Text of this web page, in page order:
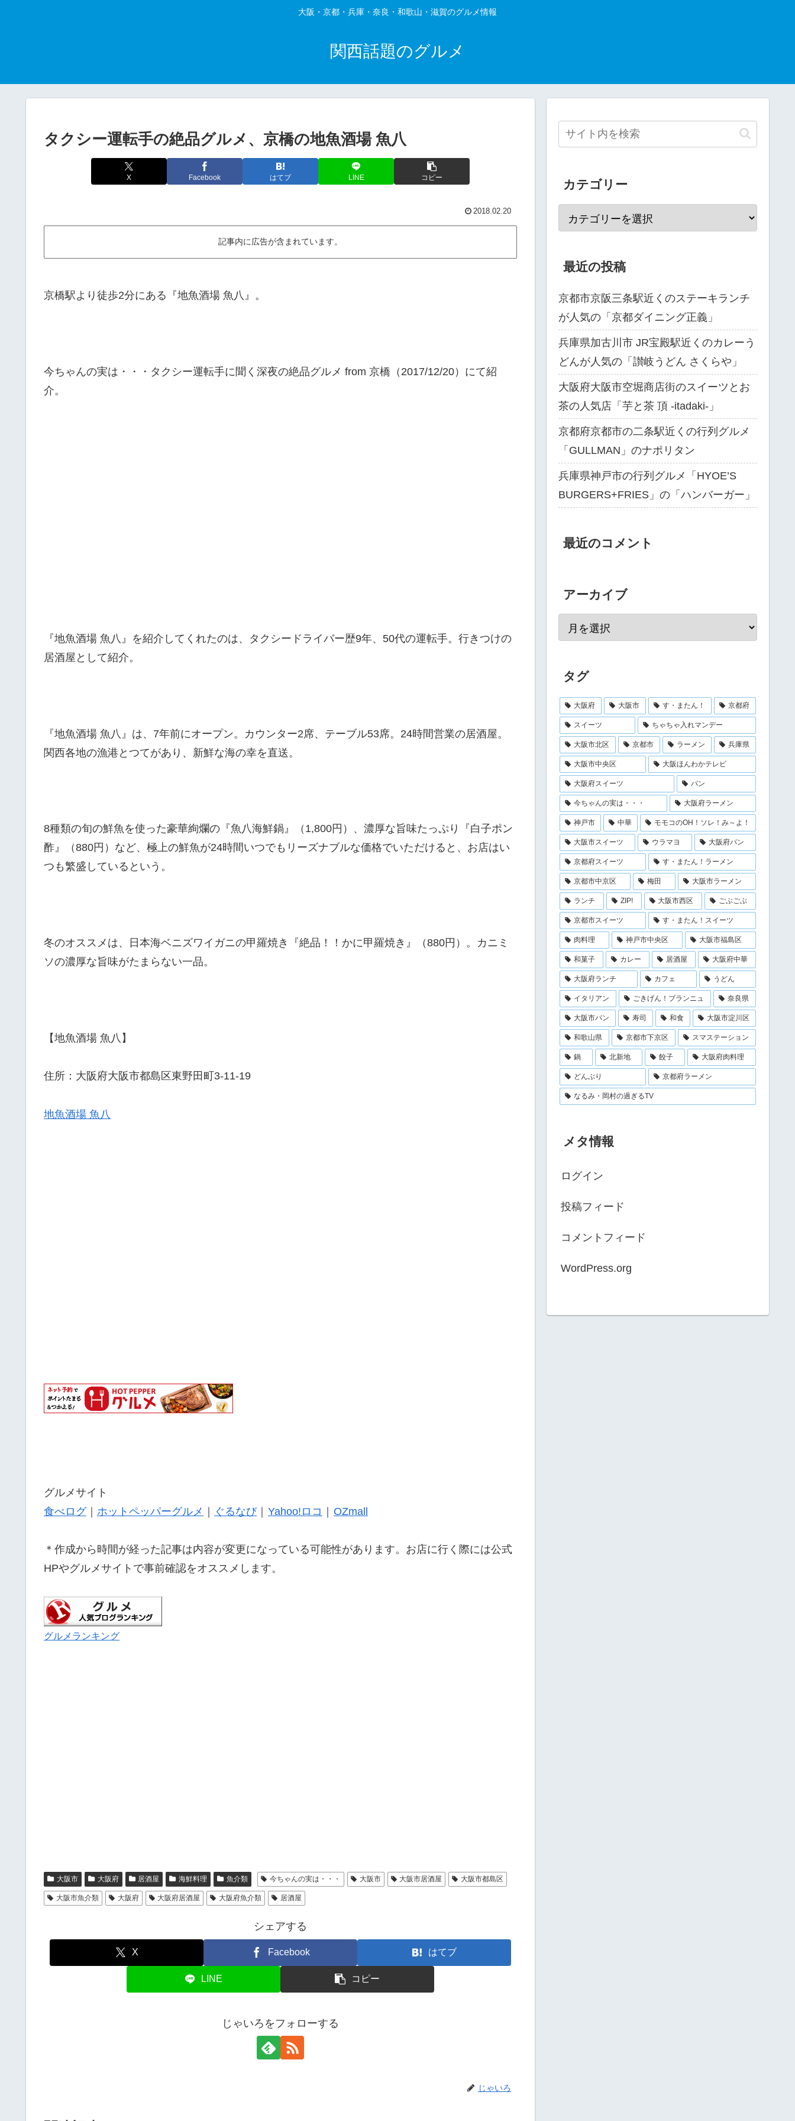
大阪・京都・兵庫・奈良・和歌山・滋賀のグルメ情報
関西話題のグルメ
タクシー運転手の絶品グルメ、京橋の地魚酒場 魚八
X Facebook はてブ LINE コピー
2018.02.20
記事内に広告が含まれています。
京橋駅より徒歩2分にある『地魚酒場 魚八』。
今ちゃんの実は・・・タクシー運転手に聞く深夜の絶品グルメ from 京橋（2017/12/20）にて紹
介。
『地魚酒場 魚八』を紹介してくれたのは、タクシードライバー歴9年、50代の運転手。行きつけの
居酒屋として紹介。
『地魚酒場 魚八』は、7年前にオープン。カウンター2席、テーブル53席。24時間営業の居酒屋。
関西各地の漁港とつてがあり、新鮮な海の幸を直送。
8種類の旬の鮮魚を使った豪華絢爛の『魚八海鮮鍋』（1,800円）、濃厚な旨味たっぷり『白子ポン
酢』（880円）など、極上の鮮魚が24時間いつでもリーズナブルな価格でいただけると、お店はい
つも繁盛しているという。
冬のオススメは、日本海ベニズワイガニの甲羅焼き『絶品！！かに甲羅焼き』（880円）。カニミ
ソの濃厚な旨味がたまらない一品。
【地魚酒場 魚八】
住所：大阪府大阪市都島区東野田町3-11-19
地魚酒場 魚八
グルメサイト
食べログ｜ ホットペッパーグルメ ぐるなび｜ Yahoo!ロコ OZmall
＊作成から時間が経った記事は内容が変更になっている可能性があります。お店に行く際には公式
HPやグルメサイトで事前確認をオススメします。
グルメランキング
大阪市 大阪府 居酒屋 海鮮料理 魚介類 今ちゃんの実は・・・ 大阪市 大阪市居酒屋 大阪市都島区
大阪市魚介類 大阪府 大阪府居酒屋 大阪府魚介類 居酒屋
シェアする
X Facebook はてブ
LINE コピー
じゃいろをフォローする
じゃいろ
カテゴリー
最近の投稿
京都市京阪三条駅近くのステーキランチ
が人気の「京都ダイニング正義」
兵庫県加古川市 JR宝殿駅近くのカレーう
どんが人気の「讃岐うどん さくらや」
大阪府大阪市空堀商店街のスイーツとお
茶の人気店「芋と茶 頂 -itadaki-」
京都府京都市の二条駅近くの行列グルメ
「GULLMAN」のナポリタン
兵庫県神戸市の行列グルメ「HYOE’S
BURGERS+FRIES」の「ハンバーガー」
最近のコメント
アーカイブ
タグ
大阪府 大阪市 す・またん！ 京都府
スイーツ ちゃちゃ入れマンデー
大阪市北区 京都市 ラーメン 兵庫県
大阪市中央区 大阪ほんわかテレビ
大阪府スイーツ パン
今ちゃんの実は・・・ 大阪府ラーメン
神戸市 中華 モモコのOH！ソレ！み～よ！
大阪市スイーツ ウラマヨ 大阪府パン
京都府スイーツ す・またん！ラーメン
京都市中京区 梅田 大阪市ラーメン
ランチ ZIP! 大阪市西区 ごぶごぶ
京都市スイーツ す・またん！スイーツ
肉料理 神戸市中央区 大阪市福島区
和菓子 カレー 居酒屋 大阪府中華
大阪府ランチ カフェ うどん
イタリアン ごきげん！ブランニュ 奈良県
大阪市パン 寿司 和食 大阪市淀川区
和歌山県 京都市下京区 スマステーション
鍋 北新地 餃子 大阪府肉料理
どんぶり 京都府ラーメン
なるみ・岡村の過ぎるTV
メタ情報
ログイン
投稿フィード
コメントフィード
WordPress.org